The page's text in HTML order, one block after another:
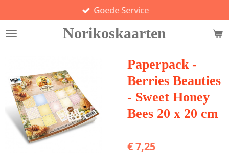
direct
naar
Norikoskaarten
Goede Service
Paperpack -
Berries Beauties
- Sweet Honey
Bees 20 x 20 cm
€ 7,25